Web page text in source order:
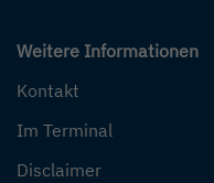
Weitere Informationen
Kontakt
Im Terminal
Disclaimer